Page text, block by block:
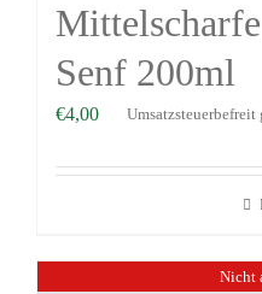
Senf 200ml
€4,00 Umsatzsteuerbefreit
Nicht